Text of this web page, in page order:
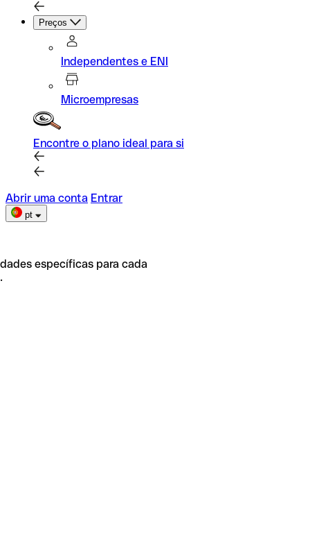
Preços
Independentes e ENI
Microempresas
Encontre o plano ideal para si
Abrir uma conta Entrar
pt
específicas para cada